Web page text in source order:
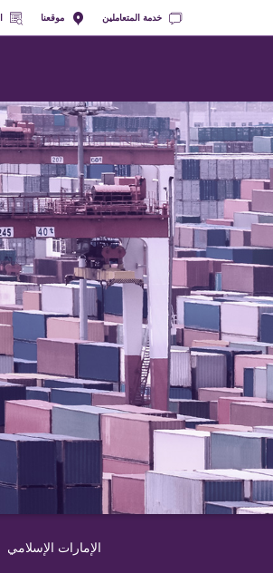
خدمة المتعاملين موقعنا
الإمارات الإسلامي